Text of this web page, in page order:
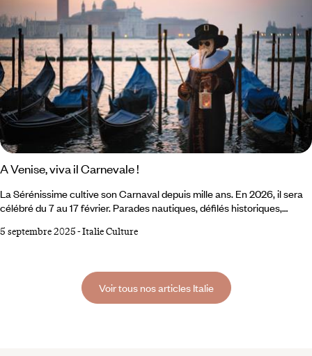
A Venise, viva il Carnevale !
La Sérénissime cultive son Carnaval depuis mille ans. En 2026, il sera
célébré du 7 au 17 février. Parades nautiques, défilés historiques,
costumes féeriques… Promis, la fête sera, comme d’habitude,
retenue, à laisser vagabonder son imagination au fil des rayonnages
sur lesquels s’entassent masques et parures, étoffes et chapeaux,
souliers, loups et cannes ouvragées.
5 septembre 2025-Italie Culture
Voir tous nos articles Italie